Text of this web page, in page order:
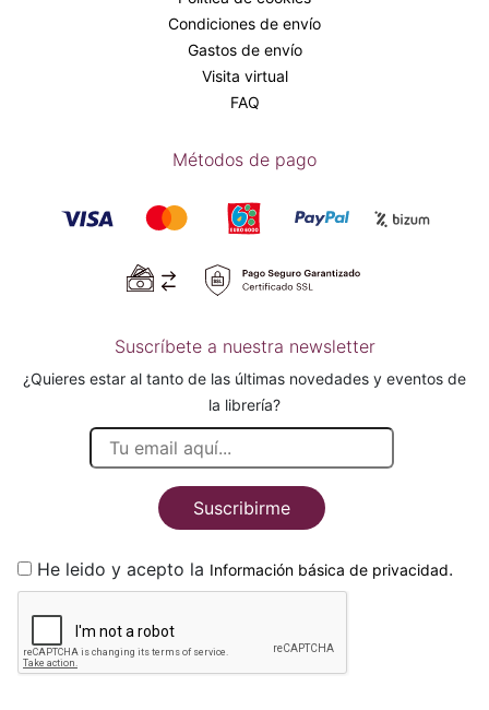
Condiciones de envío
Gastos de envío
Visita virtual
FAQ
Métodos de pago
Suscríbete a nuestra newsletter
¿Quieres estar al tanto de las últimas novedades y eventos de
la librería?
Suscribirme
He leido y acepto la Información básica de privacidad.